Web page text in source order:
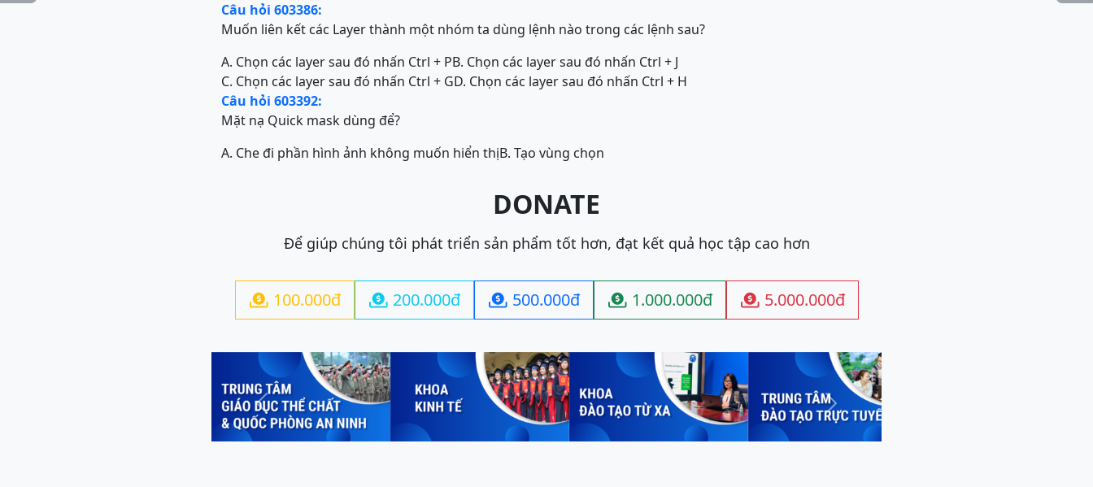
Câu hỏi 603386:
Muốn liên kết các Layer thành một nhóm ta dùng lệnh nào trong các lệnh sau?
A. Chọn các layer sau đó nhấn Ctrl + PB. Chọn các layer sau đó nhấn Ctrl + J
C. Chọn các layer sau đó nhấn Ctrl + GD. Chọn các layer sau đó nhấn Ctrl + H
Câu hỏi 603392:
Mặt nạ Quick mask dùng để?
A. Che đi phần hình ảnh không muốn hiển thịB. Tạo vùng chọn
DONATE
Để giúp chúng tôi phát triển sản phẩm tốt hơn, đạt kết quả học tập cao hơn
 100.000đ  200.000đ  500.000đ  1.000.000đ  5.000.000đ
Previous Next